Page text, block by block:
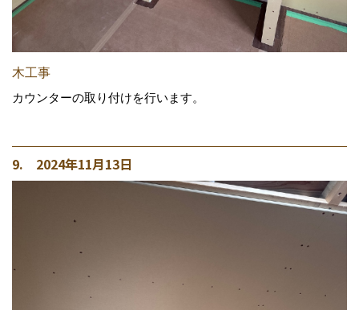
木工事
カウンターの取り付けを行います。
9. 2024年11月13日